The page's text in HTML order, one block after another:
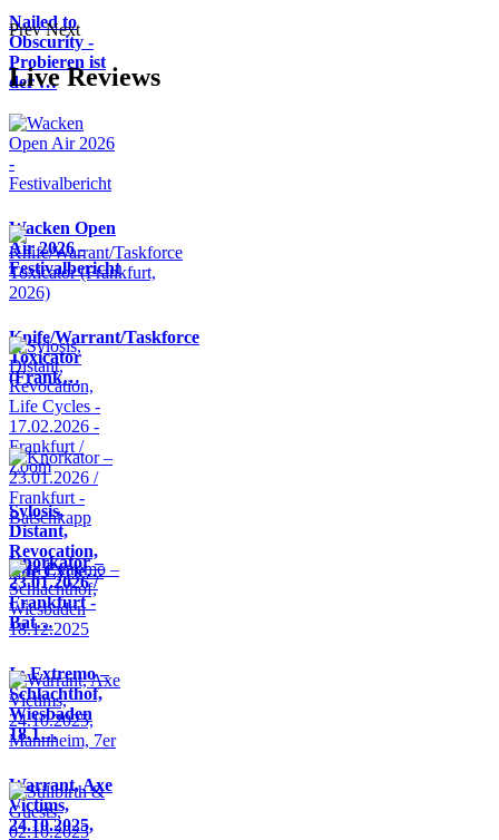
Nailed to
Obscurity -
Probieren ist
der …
Prev Next
Live Reviews
Wacken Open
Air 2026 -
Festivalbericht
Knife/Warrant/Taskforce
Toxicator
(Frank…
Sylosis,
Distant,
Revocation,
Life Cycle…
Knorkator –
23.01.2026 /
Frankfurt -
Bat…
In Extremo –
Schlachthof,
Wiesbaden
18.1…
Warrant, Axe
Victims,
24.10.2025,